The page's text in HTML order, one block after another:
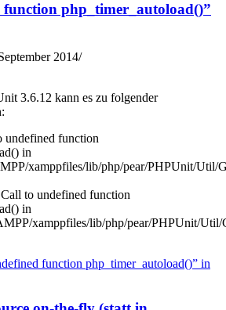
php_timer_autoload()”
2014
3.6.12 kann es zu folgender
undefined function
in
xamppfiles/lib/php/pear/PHPUnit/Util/
to undefined function
in
xamppfiles/lib/php/pear/PHPUnit/Util/
function php_timer_autoload()” in